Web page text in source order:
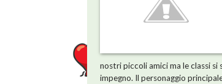
nostri piccoli amici ma le classi
impegno. Il personaggio